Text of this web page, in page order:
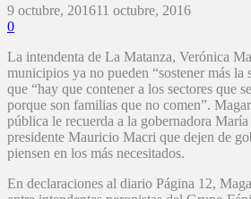
9 octubre, 201611 octubre, 2016
0
La intendenta de La Matanza, Verónica
municipios ya no pueden “sostener más la
que “hay que contener a los sectores que
porque son familias que no comen”.
pública le recuerda a la gobernadora
presidente Mauricio Macri que dejen de
piensen en los más necesitados.
En declaraciones al diario Página 12,